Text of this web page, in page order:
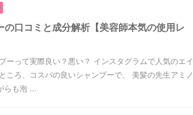
の口コミと成分解析【美容師本気の使用レ
ーって実際良い？悪い？ インスタグラムで人気のエイ
ころ、コスパの良いシャンプーで、 美髪の先生アミノ
らも泡 ...